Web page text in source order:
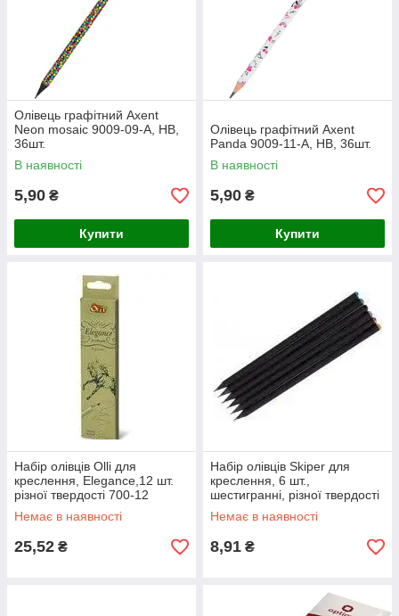
Олівець графітний Axent
Neon mosaic 9009-09-A, HB,
36шт.
В наявності
5,90 ₴
Купити
Олівець графітний Axent
Panda 9009-11-A, HB, 36шт.
В наявності
5,90 ₴
Купити
Набір олівців Olli для
креслення, Elegance,12 шт.
різної твердості 700-12
Немає в наявності
25,52 ₴
Набір олівців Skiper для
креслення, 6 шт.,
шестигранні, різної твердості
SK-9500-6
Немає в наявності
8,91 ₴